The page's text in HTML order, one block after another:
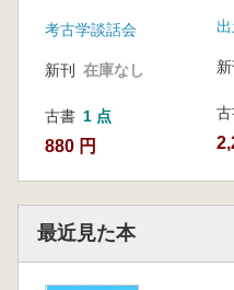
考古学談話会
新刊 在庫なし
古書 1 点
880 円
最近見た本